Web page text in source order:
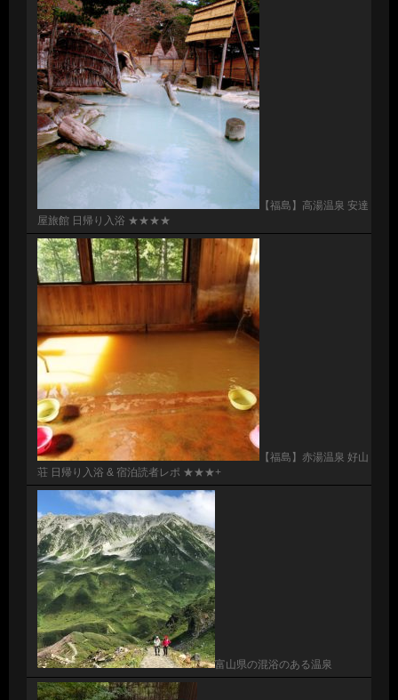
【福島】高湯温泉 安達
屋旅館 日帰り入浴 ★★★★
【福島】赤湯温泉 好山
荘 日帰り入浴 & 宿泊読者レポ ★★★+
富山県の混浴のある温泉